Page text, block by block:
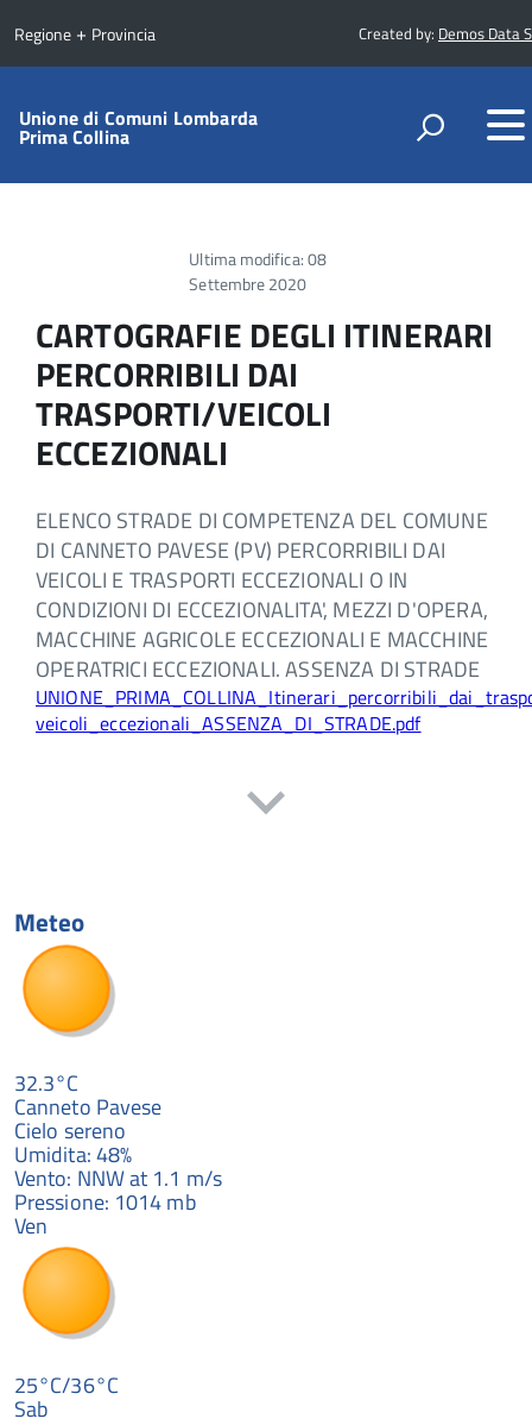
Regione + Provincia Created by: Demos Data
Unione di Comuni Lombarda
Prima Collina
Ultima modifica: 08
Settembre 2020
CARTOGRAFIE DEGLI ITINERARI
PERCORRIBILI DAI
TRASPORTI/VEICOLI
ECCEZIONALI
ELENCO STRADE DI COMPETENZA DEL COMUNE
DI CANNETO PAVESE (PV) PERCORRIBILI DAI
VEICOLI E TRASPORTI ECCEZIONALI O IN
CONDIZIONI DI ECCEZIONALITA', MEZZI D'OPERA,
MACCHINE AGRICOLE ECCEZIONALI E MACCHINE
OPERATRICI ECCEZIONALI. ASSENZA DI STRADE
veicoli_eccezionali_ASSENZA_DI_STRADE.pdf
Meteo
32.3°C
Canneto Pavese
Cielo sereno
Umidita: 48%
Vento: NNW at 1.1 m/s
Pressione: 1014 mb
Ven
25°C/36°C
Sab